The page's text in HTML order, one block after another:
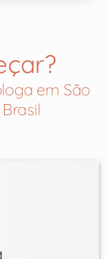
em São